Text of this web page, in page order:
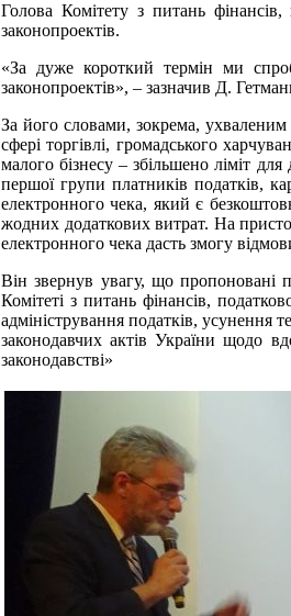
Голова Комітету з питань
законопроектів.
«За дуже короткий термін ми
законопроектів», – зазначив Д.
За його словами, зокрема,
сфері торгівлі, громадського
малого бізнесу – збільшено ліміт
першої групи платників податків,
електронного чека, який є
жодних додаткових витрат. На
електронного чека дасть змогу
Він звернув увагу, що пропоновані
Комітеті з питань фінансів,
адміністрування податків, усунення
законодавчих актів України щодо
законодавстві»